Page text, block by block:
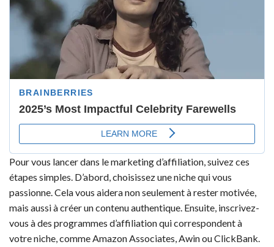
Pour vous lancer dans le marketing d’affiliation, suivez ces
étapes simples. D’abord, choisissez une niche qui vous
passionne. Cela vous aidera non seulement à rester motivée,
mais aussi à créer un contenu authentique. Ensuite, inscrivez-
vous à des programmes d’affiliation qui correspondent à
votre niche, comme Amazon Associates, Awin ou ClickBank.